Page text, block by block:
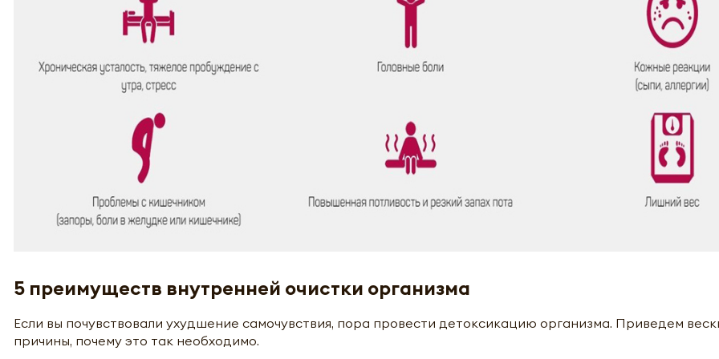
5 преимуществ внутренней очистки организма
Если вы почувствовали ухудшение самочувствия, пора провести детоксикацию организма. Приведем
причины, почему это так необходимо.